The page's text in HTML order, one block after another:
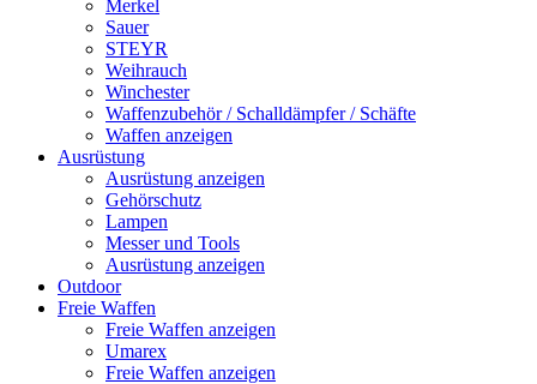
Merkel
Sauer
STEYR
Weihrauch
Winchester
Waffenzubehör / Schalldämpfer / Schäfte
Waffen anzeigen
Ausrüstung
Ausrüstung anzeigen
Gehörschutz
Lampen
Messer und Tools
Ausrüstung anzeigen
Outdoor
Freie Waffen
Freie Waffen anzeigen
Umarex
Freie Waffen anzeigen